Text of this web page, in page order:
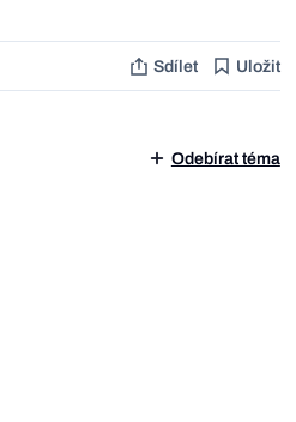
Sdílet Uložit
Odebírat téma